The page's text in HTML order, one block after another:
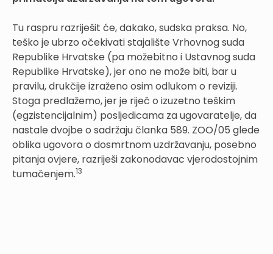
Tu raspru razriješit će, dakako, sudska praksa. No,
teško je ubrzo očekivati stajalište Vrhovnog suda
Republike Hrvatske (pa možebitno i Ustavnog suda
Republike Hrvatske), jer ono ne može biti, bar u
pravilu, drukčije izraženo osim odlukom o reviziji.
Stoga predlažemo, jer je riječ o izuzetno teškim
(egzistencijalnim) posljedicama za ugovaratelje, da
nastale dvojbe o sadržaju članka 589. ZOO/05 glede
oblika ugovora o dosmrtnom uzdržavanju, posebno
pitanja ovjere, razriješi zakonodavac vjerodostojnim
tumačenjem.13